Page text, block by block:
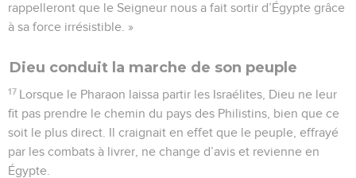
rappelleront que le Seigneur nous a fait sortir d’Égypte grâce
à sa force irrésistible. »
Dieu conduit la marche de son peuple
17 Lorsque le Pharaon laissa partir les Israélites, Dieu ne leur
fit pas prendre le chemin du pays des Philistins, bien que ce
soit le plus direct. Il craignait en effet que le peuple, effrayé
par les combats à livrer, ne change d’avis et revienne en
Égypte.